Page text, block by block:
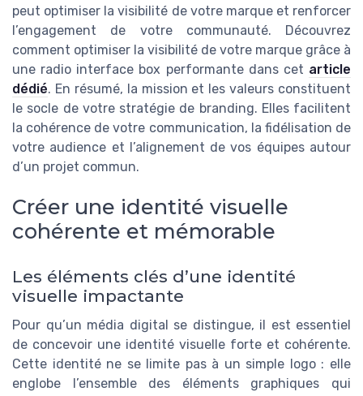
peut optimiser la visibilité de votre marque et renforcer
l’engagement de votre communauté. Découvrez
comment optimiser la visibilité de votre marque grâce à
une radio interface box performante dans cet article
dédié. En résumé, la mission et les valeurs constituent
le socle de votre stratégie de branding. Elles facilitent
la cohérence de votre communication, la fidélisation de
votre audience et l’alignement de vos équipes autour
d’un projet commun.
Créer une identité visuelle
cohérente et mémorable
Les éléments clés d’une identité
visuelle impactante
Pour qu’un média digital se distingue, il est essentiel
de concevoir une identité visuelle forte et cohérente.
Cette identité ne se limite pas à un simple logo : elle
englobe l’ensemble des éléments graphiques qui